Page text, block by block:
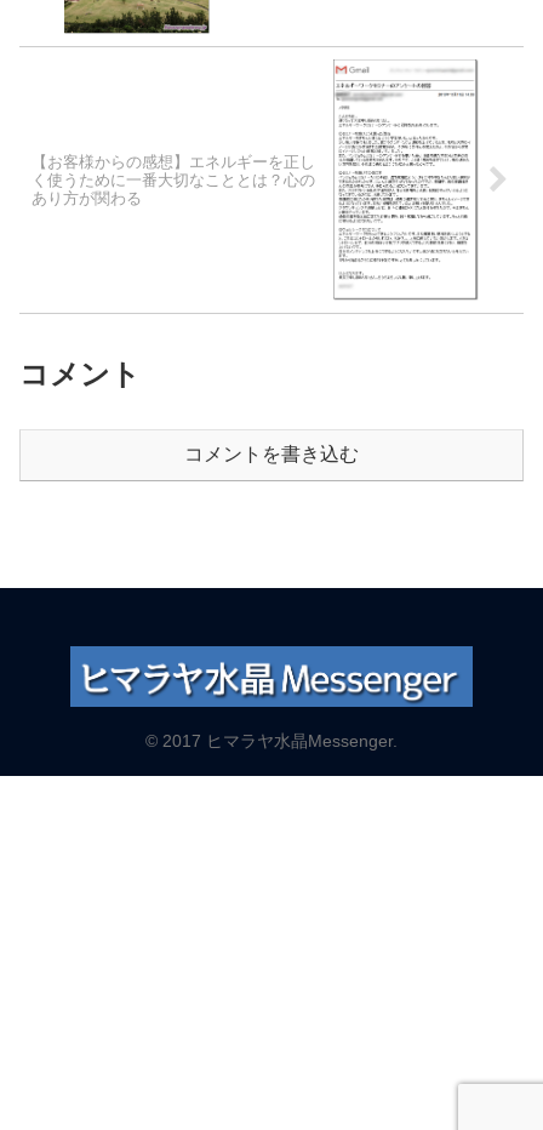
【お客様からの感想】エネルギーを正し
く使うために一番大切なこととは？心の
あり方が関わる
コメント
コメントを書き込む
© 2017 ヒマラヤ水晶Messenger.